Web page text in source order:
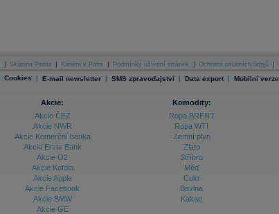
Skupina Patria Kariéra v Patrii Podmínky užívání stránek Ochrana osobních údajů
Cookies | E-mail newsletter | SMS zpravodajství | Data export | Mobilní verze
Akcie:
Akcie ČEZ
Akcie NWR
Akcie Komerční banka
Akcie Erste Bank
Akcie O2
Akcie Kofola
Akcie Apple
Akcie Facebook
Akcie BMW
Akcie GE
Komodity:
Ropa BRENT
Ropa WTI
Zemní plyn
Zlato
Stříbro
Měď
Cukr
Bavlna
Kakao